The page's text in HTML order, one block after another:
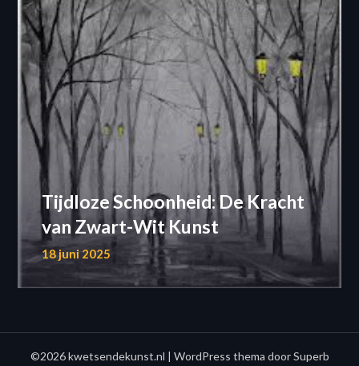
Tijdloze Schoonheid: De Kracht
van Zwart-Wit Kunst
18 juni 2025
©2026 kwetsendekunst.nl | WordPress thema doorSuperb